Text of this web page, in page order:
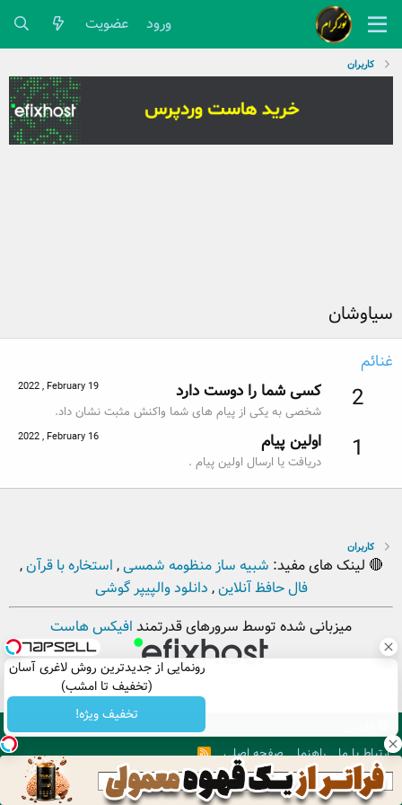
ورود عضویت
کاربران
رونمایی از جدیدترین روش لاغری آسان
(تخفیف تا امشب)
تخفیف ویژه!
سیاوشان
غنائم
2
2022 , February 19 کسی شما را دوست دارد
شخصی به یکی از پیام های شما واکنش مثبت نشان داد.
1
2022 , February 16 اولین پیام
دریافت یا ارسال اولین پیام .
کاربران
🔴 لینک های مفید: شبیه ساز منظومه شمسی, استخاره با قرآن,
فال حافظ آنلاین, دانلود والپیپر گوشی
میزبانی شده توسط سرورهای قدرتمند افیکس هاست
ارتباط با ما
راهنما صفحه اصلی
R
S
. Copyright © 2012 - 2026